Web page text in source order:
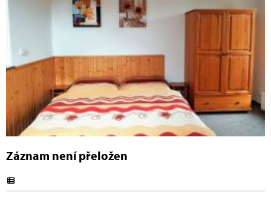
Záznam není přeložen